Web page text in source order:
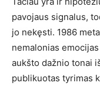
pavojaus signalus,
jo nekęsti. 1986
nemalonias
aukšto dažnio tonai
publikuotas tyrimas